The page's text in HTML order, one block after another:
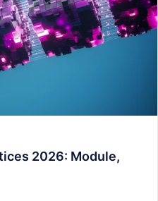
2026: Module,